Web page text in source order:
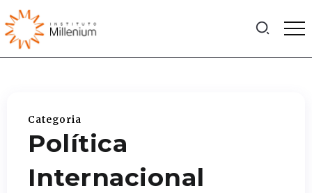
Categoria
Política
Internacional